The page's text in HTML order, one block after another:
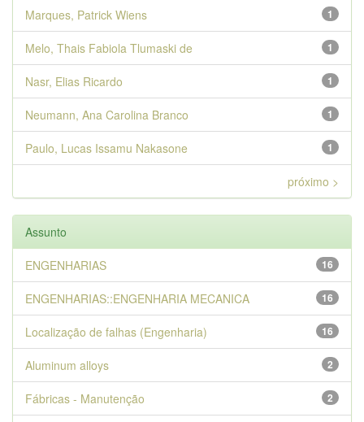
1
Marques, Patrick Wiens
1
Melo, Thais Fabiola Tlumaski de
1
Nasr, Elias Ricardo
1
Neumann, Ana Carolina Branco
1
Paulo, Lucas Issamu Nakasone
próximo >
Assunto
16
ENGENHARIAS
16
ENGENHARIAS::ENGENHARIA MECANICA
16
Localização de falhas (Engenharia)
2
Aluminum alloys
2
Fábricas - Manutenção